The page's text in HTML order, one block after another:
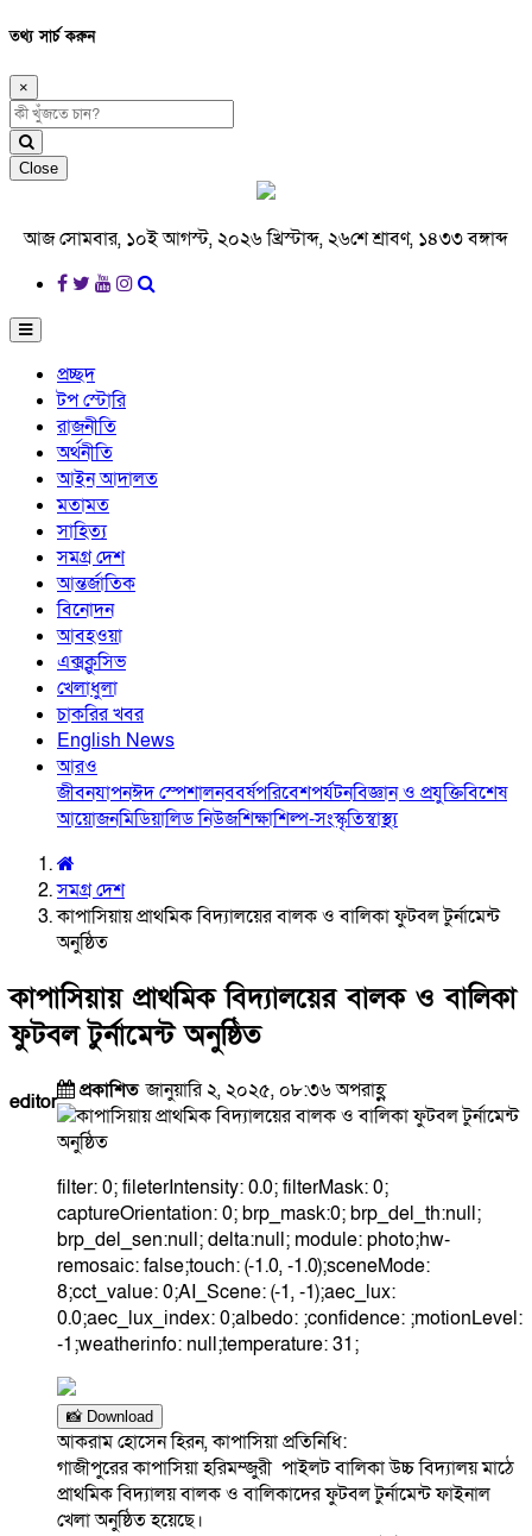
তথ্য সার্চ করুন
×
Close
আজ সোমবার, ১০ই আগস্ট, ২০২৬ খ্রিস্টাব্দ, ২৬শে শ্রাবণ, ১৪৩৩ বঙ্গাব্দ
প্রচ্ছদ
টপ স্টোরি
রাজনীতি
অর্থনীতি
আইন আদালত
মতামত
সাহিত্য
সমগ্র দেশ
আন্তর্জাতিক
বিনোদন
আবহওয়া
এক্সক্লুসিভ
খেলাধুলা
চাকরির খবর
English News
আরও
জীবনযাপনঈদ স্পেশালনববর্ষপরিবেশপর্যটনবিজ্ঞান ও প্রযুক্তিবিশেষ
আয়োজনমিডিয়ালিড নিউজশিক্ষাশিল্প-সংস্কৃতিস্বাস্থ্য
সমগ্র দেশ
কাপাসিয়ায় প্রাথমিক বিদ্যালয়ের বালক ও বালিকা ফুটবল টুর্নামেন্ট
অনুষ্ঠিত
কাপাসিয়ায় প্রাথমিক বিদ্যালয়ের বালক ও বালিকা
ফুটবল টুর্নামেন্ট অনুষ্ঠিত
editor প্রকাশিতজানুয়ারি ২, ২০২৫, ০৮:৩৬ অপরাহ্ণ
filter: 0; fileterIntensity: 0.0; filterMask: 0;
captureOrientation: 0; brp_mask:0; brp_del_th:null;
brp_del_sen:null; delta:null; module: photo;hw-
remosaic: false;touch: (-1.0, -1.0);sceneMode:
8;cct_value: 0;AI_Scene: (-1, -1);aec_lux:
0.0;aec_lux_index: 0;albedo: ;confidence: ;motionLevel:
-1;weatherinfo: null;temperature: 31;
📸 Download
আকরাম হোসেন হিরন, কাপাসিয়া প্রতিনিধি:
গাজীপুরের কাপাসিয়া হরিমম্জুরী পাইলট বালিকা উচ্চ বিদ্যালয় মাঠে
প্রাথমিক বিদ্যালয় বালক ও বালিকাদের ফুটবল টুর্নামেন্ট ফাইনাল
খেলা অনুষ্ঠিত হয়েছে।